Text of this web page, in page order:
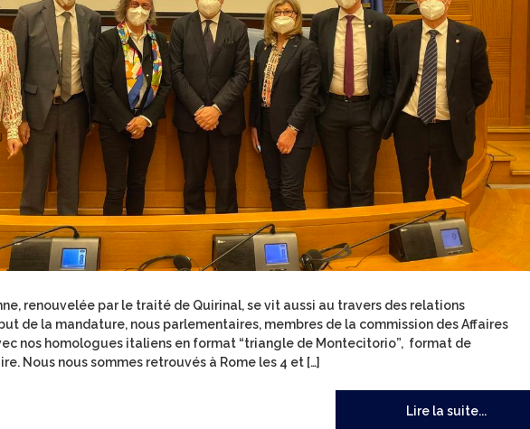
renouvelée par le traité de Quirinal, se vit aussi au travers des relations
de la mandature, nous parlementaires, membres de la commission des Affaires
nos homologues italiens en format “triangle de Montecitorio”, format de
Nous nous sommes retrouvés à Rome les 4 et […]
Lire la suite...